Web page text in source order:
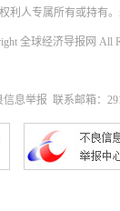
人专属所有或持有
全球经济导报网 All
息举报 联系邮箱：